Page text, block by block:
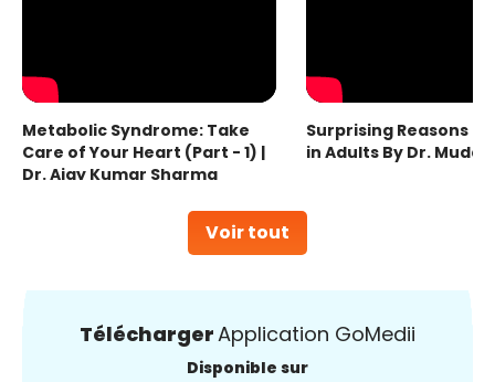
Voir tout
Metabolic Syndrome: Take
Care of Your Heart (Part - 1) |
Dr. Ajay Kumar Sharma
Surprising Reasons
in Adults By Dr.
TéléchargerApplication GoMedii
Disponible sur